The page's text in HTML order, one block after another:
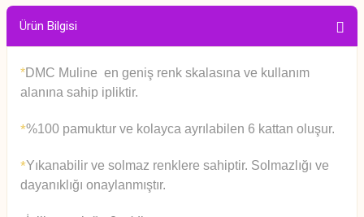
Ürün Bilgisi
*DMC Muline en geniş renk skalasına ve kullanım
alanına sahip ipliktir.
*%100 pamuktur ve kolayca ayrılabilen 6 kattan oluşur.
*Yıkanabilir ve solmaz renklere sahiptir. Solmazlığı ve
dayanıklığı onaylanmıştır.